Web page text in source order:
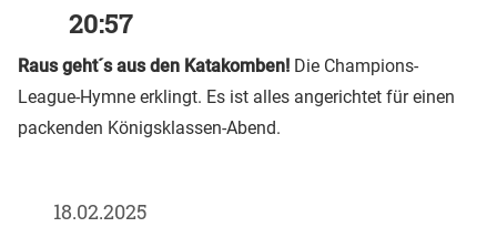
20:57
Raus geht´s aus den Katakomben! Die Champions-
League-Hymne erklingt. Es ist alles angerichtet für einen
packenden Königsklassen-Abend.
18.02.2025